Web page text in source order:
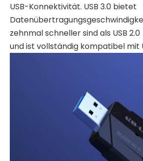
USB-Konnektivität. USB 3.0 bietet
zehnmal schneller sind als USB 2.0
und ist vollständig kompatibel mit